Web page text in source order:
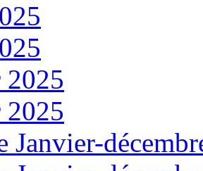
2025
2025
Janvier-